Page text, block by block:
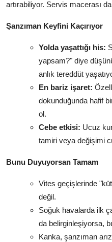
artırabiliyor. Servis macerası
Şanzıman Keyfini Kaçırıyor
Yolda yaşattığı his:
yapsam?" diye
anlık tereddüt
En bariz işaret:
dokunduğunda hafif
ol.
Cebe etkisi: Ucuz
tamiri veya değişimi
Bunu Duyuyorsan Tamam
Vites geçişlerinde
değil.
Soğuk havalarda ilk
da belirginleşiyorsa,
Kanka, şanzıman